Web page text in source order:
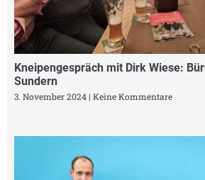
Kneipengespräch mit Dirk Wiese:
Sundern
3. November 2024 Keine Kommentare